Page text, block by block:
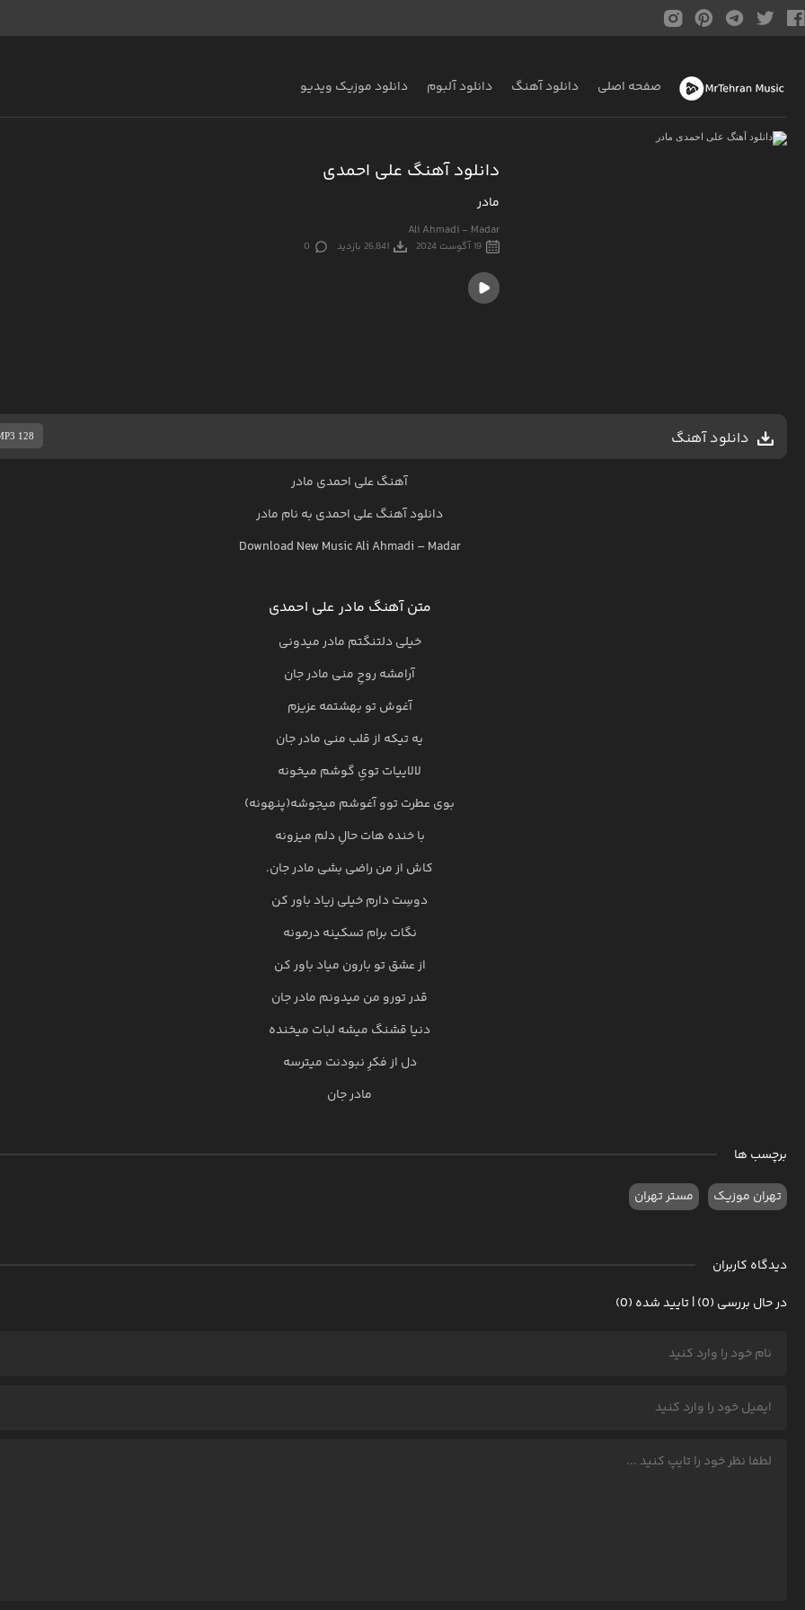
صفحه اصلی دانلود آهنگ دانلود آلبوم دانلود موزیک ویدیو
دانلود آهنگ علی احمدی
مادر
Ali Ahmadi - Madar
19 آگوست 2024 26,841 بازدید 0
دانلود آهنگ 128
آهنگ علی احمدی مادر
دانلود آهنگعلی احمدی به نام مادر
Download New MusicAli Ahmadi – Madar
متن آهنگ مادر علی احمدی
خیلی دلتنگتم مادر میدونی
آرامشه روحِ منی مادر جان
آغوش تو بهشتمه عزیزم
یه تیکه از قلب منی مادر جان
لالاییات تویِ گوشم میخونه
بوی عطرت توو آغوشم میجوشه(پنهونه)
با خنده هات حالِ دلم میزونه
کاش از من راضی بشی مادر جان.
دوسِت دارم خیلی زیاد باور کن
نگات برام تسکینه درمونه
از عشق تو بارون میاد باور کن
قدر تورو من میدونم مادر جان
دنیا قشنگ میشه لبات میخنده
دل از فکرِ نبودنت میترسه
مادر جان
برچسب ها
تهران موزیک مستر تهران
دیدگاه کاربران
در حال بررسی (0) | تایید شده (0)